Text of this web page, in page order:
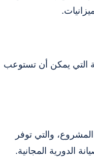
التي يمكن أن تستوعب
والتي توفر
الدورية المجانية.